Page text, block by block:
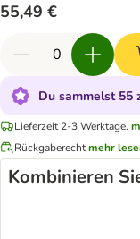
55,49 €
Du sammelst 55
Lieferzeit 2-3 Werktage.
Rückgaberechtmehr
Kombinieren